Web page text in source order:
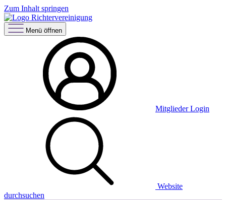
Zum Inhalt springen
Menü öffnen
Mitglieder Login
Website
durchsuchen